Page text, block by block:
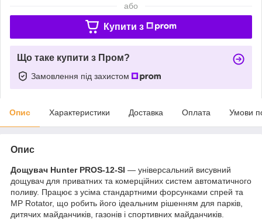
або
Купити з
Що таке купити з Пром?
Замовлення під захистом
Опис Характеристики Доставка Оплата Умови
Опис
Дощувач Hunter PROS-12-SI — універсальний висувний
дощувач для приватних та комерційних систем автоматичного
поливу. Працює з усіма стандартними форсунками спрей та
MP Rotator, що робить його ідеальним рішенням для парків,
дитячих майданчиків, газонів і спортивних майданчиків.